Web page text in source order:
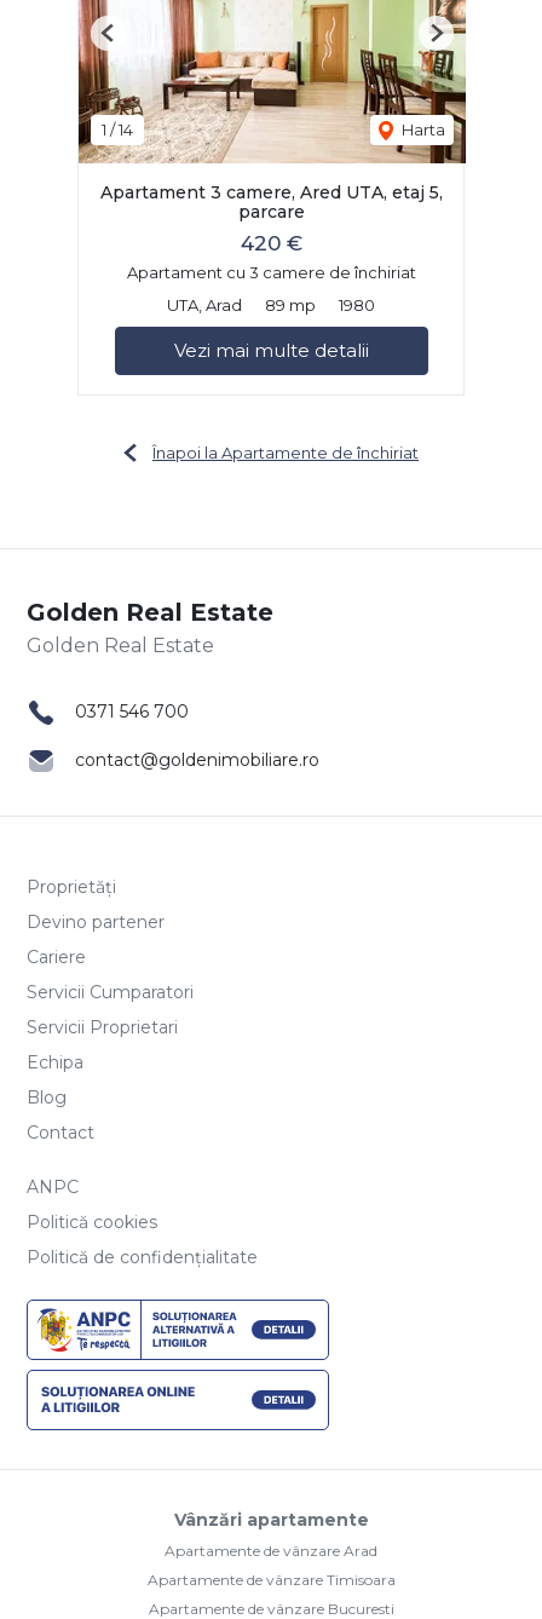
1 /14 Harta
Previous Next
Apartament 3 camere, Ared UTA, etaj 5,
parcare
420 €
Apartament cu 3 camere de închiriat
UTA, Arad
89 mp 1980
Vezi mai multe detalii
Înapoi la Apartamente de închiriat
Golden Real Estate
0371 546 700
contact@goldenimobiliare.ro
Proprietăți
Devino partener
Cariere
Servicii Cumparatori
Servicii Proprietari
Echipa
Blog
Contact
ANPC
Politică cookies
Politică de confidențialitate
Vânzări apartamente
Apartamente de vânzare Arad
Apartamente de vânzare Timisoara
Apartamente de vânzare Bucuresti